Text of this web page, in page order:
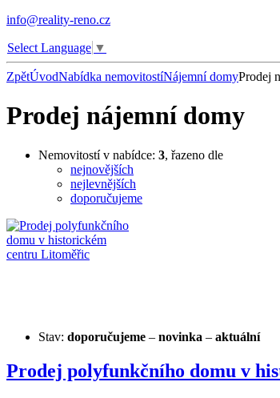
info@reality-reno.cz
Select Language ▼
ZpětÚvodNabídka nemovitostíNájemní domyProdej
Prodej nájemní domy
Nemovitostí v nabídce: 3, řazeno dle
nejnovějších
nejlevnějších
doporučujeme
Stav: doporučujeme – novinka – aktuální
Prodej polyfunkčního domu v